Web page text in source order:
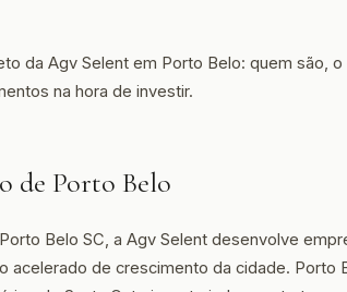
da Agv Selent em Porto Belo: quem são,
na hora de investir.
de Porto Belo
Belo SC, a Agv Selent desenvolve
acelerado de crescimento da cidade. Porto